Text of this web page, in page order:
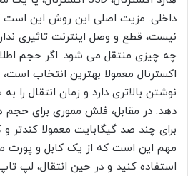
داخلی. مزیت اصلی این روش این است
نیست، قطع و وصل اینترنت تاثیری
اکسترنال معمولا بهترین انتخاب
نوشتن بالاتری دارد و زمان انتقال
دهد. در مقابل، فلش مموری برای
برای چند صد گیگابایت معمولا کندتر
استفاده کنید و در حین انتقال، لپ